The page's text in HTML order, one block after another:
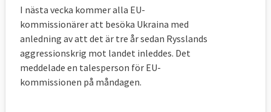
I nästa vecka kommer alla EU-
kommissionärer att besöka Ukraina med
anledning av att det är tre år sedan Rysslands
aggressionskrig mot landet inleddes. Det
meddelade en talesperson för EU-
kommissionen på måndagen.